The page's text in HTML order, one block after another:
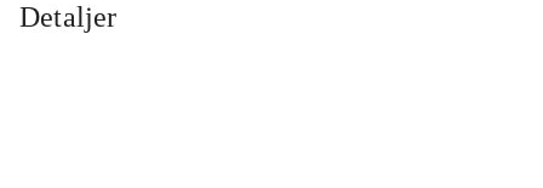
Detaljer